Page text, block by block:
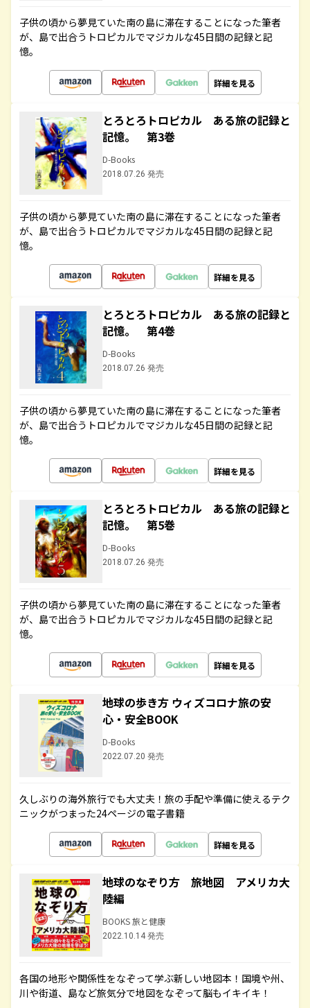
子供の頃から夢見ていた南の島に滞在することになった筆者
が、島で出合うトロピカルでマジカルな45日間の記録と記
憶。
詳細を見る
とろとろトロピカル ある旅の記録と
記憶。 第3巻
D-Books
2018.07.26 発売
子供の頃から夢見ていた南の島に滞在することになった筆者
が、島で出合うトロピカルでマジカルな45日間の記録と記
憶。
詳細を見る
とろとろトロピカル ある旅の記録と
記憶。 第4巻
D-Books
2018.07.26 発売
子供の頃から夢見ていた南の島に滞在することになった筆者
が、島で出合うトロピカルでマジカルな45日間の記録と記
憶。
詳細を見る
とろとろトロピカル ある旅の記録と
記憶。 第5巻
D-Books
2018.07.26 発売
子供の頃から夢見ていた南の島に滞在することになった筆者
が、島で出合うトロピカルでマジカルな45日間の記録と記
憶。
詳細を見る
地球の歩き方 ウィズコロナ旅の安
心・安全BOOK
D-Books
2022.07.20 発売
久しぶりの海外旅行でも大丈夫！旅の手配や準備に使えるテク
ニックがつまった24ページの電子書籍
詳細を見る
地球のなぞり方 旅地図 アメリカ大
陸編
BOOKS 旅と健康
2022.10.14 発売
各国の地形や関係性をなぞって学ぶ新しい地図本！国境や州、
川や街道、島など旅気分で地図をなぞって脳もイキイキ！